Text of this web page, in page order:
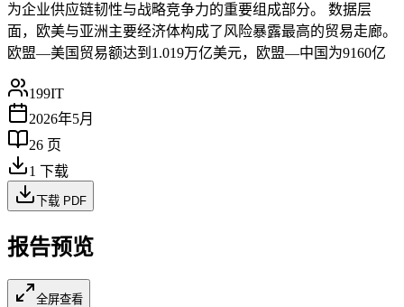
为企业供应链韧性与战略竞争力的重要组成部分。 数据层
面，欧美与亚洲主要经济体构成了风险暴露最高的贸易走廊。
欧盟—美国贸易额达到1.019万亿美元，欧盟—中国为9160亿
199IT
2026年5月
26 页
1 下载
下载 PDF
报告预览
全屏查看